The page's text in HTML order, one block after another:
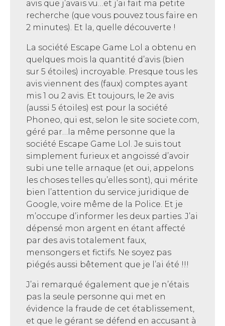
avis que j’avais vu…et j’ai fait ma petite
recherche (que vous pouvez tous faire en
2 minutes). Et la, quelle découverte !
La société Escape Game Lol a obtenu en
quelques mois la quantité d’avis (bien
sur 5 étoiles) incroyable. Presque tous les
avis viennent des (faux) comptes ayant
mis 1 ou 2 avis. Et toujours, le 2e avis
(aussi 5 étoiles) est pour la société
Phoneo, qui est, selon le site societe.com,
géré par…la même personne que la
société Escape Game Lol. Je suis tout
simplement furieux et angoissé d’avoir
subi une telle arnaque (et oui, appelons
les choses telles qu’elles sont), qui mérite
bien l’attention du service juridique de
Google, voire même de la Police. Et je
m’occupe d’informer les deux parties. J’ai
dépensé mon argent en étant affecté
par des avis totalement faux,
mensongers et fictifs. Ne soyez pas
piégés aussi bêtement que je l’ai été !!!
J’ai remarqué également que je n’étais
pas la seule personne qui met en
évidence la fraude de cet établissement,
et que le gérant se défend en accusant à